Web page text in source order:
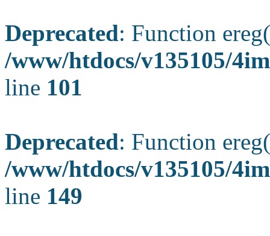
Deprecated: Function
/www/htdocs/v135105/
line 101
Deprecated: Function
/www/htdocs/v135105/
line 149